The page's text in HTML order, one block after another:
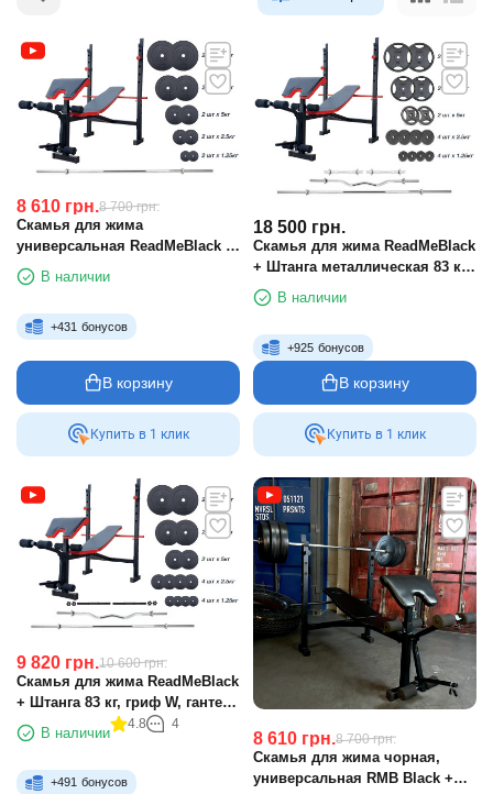
8 610 грн.8 700 грн.
Скамья для жима
универсальная ReadMeBlack +
штанга 75 кг RN-Sport
В наличии
+431 бонусов
В корзину
Купить в 1 клик
18 500 грн.
Скамья для жима ReadMeBlack
+ Штанга металлическая 83 кг,
гриф W, гантели RN-Sport
В наличии
+925 бонусов
В корзину
Купить в 1 клик
9 820 грн.10 600 грн.
Скамья для жима ReadMeBlack
+ Штанга 83 кг, гриф W, гантели
RN-Sport
В наличии
4.8 4
+491 бонусов
8 610 грн.8 700 грн.
Скамья для жима чорная,
универсальная RMB Black +